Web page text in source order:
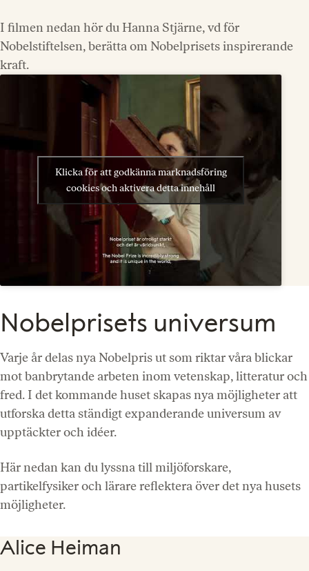
I filmen nedan hör du Hanna Stjärne, vd för
Nobelstiftelsen, berätta om Nobelprisets inspirerande
kraft.
Klicka för att godkänna marknadsföring
cookies och aktivera detta innehåll
Nobelprisets universum
Varje år delas nya Nobelpris ut som riktar våra blickar
mot banbrytande arbeten inom vetenskap, litteratur och
fred. I det kommande huset skapas nya möjligheter att
utforska detta ständigt expanderande universum av
upptäckter och idéer.
Här nedan kan du lyssna till miljöforskare,
partikelfysiker och lärare reflektera över det nya husets
möjligheter.
Alice Heiman